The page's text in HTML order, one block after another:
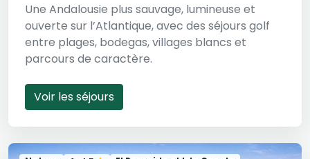
Une Andalousie plus sauvage, lumineuse et
ouverte sur l’Atlantique, avec des séjours golf
entre plages, bodegas, villages blancs et
parcours de caractère.
Voir les séjours